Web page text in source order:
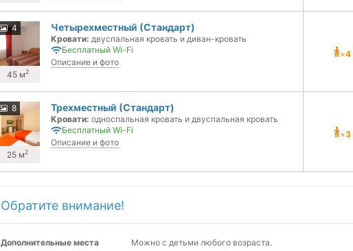
4
45 м2
Четырехместный (Стандарт)
Кровати: двуспальная кровать и диван-кровать
Бесплатный Wi-Fi
Описание и фото
×4
8
25 м2
Трехместный (Стандарт)
Кровати: односпальная кровать и двуспальная кровать
Бесплатный Wi-Fi
Описание и фото
×3
Обратите внимание!
Дополнительные места
Можно с детьми любого возраста.